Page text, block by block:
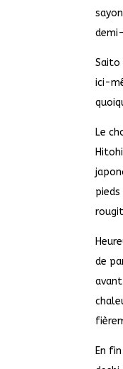
Saito
ici-
Le
de
En